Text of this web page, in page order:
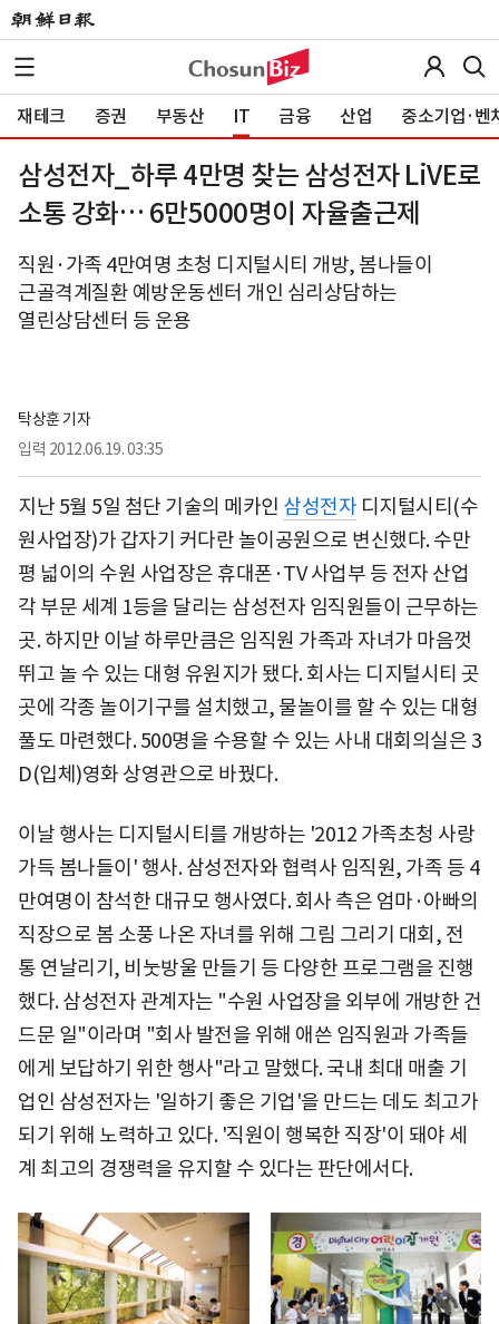
재테크 증권 부동산 IT 금융 산업 중소기업·벤
삼성전자_하루 4만명 찾는 삼성전자 LiVE로
소통 강화… 6만5000명이 자율출근제
직원·가족 4만여명 초청 디지털시티 개방, 봄나들이
근골격계질환 예방운동센터 개인 심리상담하는
열린상담센터 등 운용
탁상훈 기자
입력 2012.06.19. 03:35
지난 5월 5일 첨단 기술의 메카인 삼성전자 디지털시티(수
원사업장)가 갑자기 커다란 놀이공원으로 변신했다. 수만
평 넓이의 수원 사업장은 휴대폰·TV 사업부 등 전자 산업
각 부문 세계 1등을 달리는 삼성전자 임직원들이 근무하는
곳. 하지만 이날 하루만큼은 임직원 가족과 자녀가 마음껏
뛰고 놀 수 있는 대형 유원지가 됐다. 회사는 디지털시티 곳
곳에 각종 놀이기구를 설치했고, 물놀이를 할 수 있는 대형
풀도 마련했다. 500명을 수용할 수 있는 사내 대회의실은 3
D(입체)영화 상영관으로 바꿨다.
이날 행사는 디지털시티를 개방하는 '2012 가족초청 사랑
가득 봄나들이' 행사. 삼성전자와 협력사 임직원, 가족 등 4
만여명이 참석한 대규모 행사였다. 회사 측은 엄마·아빠의
직장으로 봄 소풍 나온 자녀를 위해 그림 그리기 대회, 전
통 연날리기, 비눗방울 만들기 등 다양한 프로그램을 진행
했다. 삼성전자 관계자는 "수원 사업장을 외부에 개방한 건
드문 일"이라며 "회사 발전을 위해 애쓴 임직원과 가족들
에게 보답하기 위한 행사"라고 말했다. 국내 최대 매출 기
업인 삼성전자는 '일하기 좋은 기업'을 만드는 데도 최고가
되기 위해 노력하고 있다. '직원이 행복한 직장'이 돼야 세
계 최고의 경쟁력을 유지할 수 있다는 판단에서다.